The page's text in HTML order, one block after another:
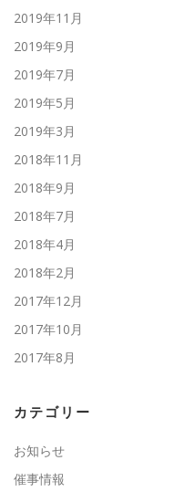
2019年11月
2019年9月
2019年7月
2019年5月
2019年3月
2018年11月
2018年9月
2018年7月
2018年4月
2018年2月
2017年12月
2017年10月
2017年8月
カテゴリー
お知らせ
催事情報